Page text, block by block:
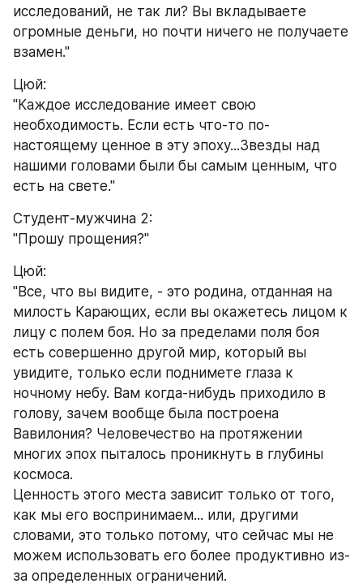
исследований, не так ли? Вы вкладываете
огромные деньги, но почти ничего не получаете
взамен."
Цюй:
"Каждое исследование имеет свою
необходимость. Если есть что-то по-
настоящему ценное в эту эпоху...Звезды над
нашими головами были бы самым ценным, что
есть на свете."
Студент-мужчина 2:
"Прошу прощения?"
Цюй:
"Все, что вы видите, - это родина, отданная на
милость Карающих, если вы окажетесь лицом к
лицу с полем боя. Но за пределами поля боя
есть совершенно другой мир, который вы
увидите, только если поднимете глаза к
ночному небу. Вам когда-нибудь приходило в
голову, зачем вообще была построена
Вавилония? Человечество на протяжении
многих эпох пыталось проникнуть в глубины
космоса.
Ценность этого места зависит только от того,
как мы его воспринимаем... или, другими
словами, это только потому, что сейчас мы не
можем использовать его более продуктивно из-
за определенных ограничений.